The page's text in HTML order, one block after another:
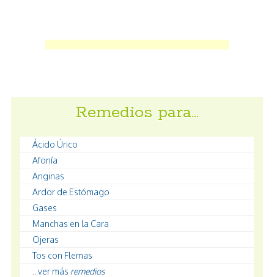
Remedios para…
Ácido Úrico
Afonía
Anginas
Ardor de Estómago
Gases
Manchas en la Cara
Ojeras
Tos con Flemas
...ver más remedios